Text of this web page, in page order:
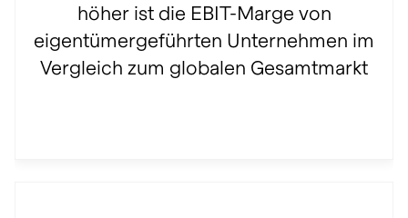
höher ist die EBIT-Marge von
eigentümergeführten Unternehmen im
Vergleich zum globalen Gesamtmarkt